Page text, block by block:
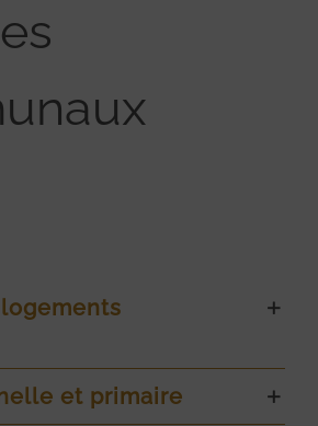
et primaire